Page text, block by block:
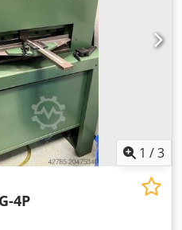
1 /3
4P